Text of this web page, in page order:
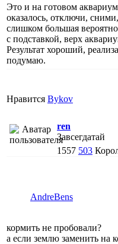
Это и на готовом
оказалось, отключи,
слишком большая
с подставкой, верх
Результат хороший,
подумаю.
Нравится Bykov
ren
Завсегдатай
1557 503
AndreBens
кормить не пробовали?
а если землю заменить на